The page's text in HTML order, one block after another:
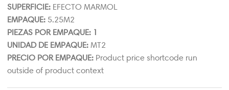
SUPERFICIE: EFECTO MARMOL
EMPAQUE: 5.25M2
PIEZAS POR EMPAQUE: 1
UNIDAD DE EMPAQUE: MT2
PRECIO POR EMPAQUE: Product price shortcode run
outside of product context